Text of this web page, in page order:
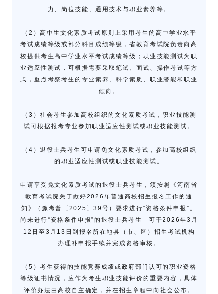
力、岗位技能、通用技术与职业素养等。
（2）高中生文化素质考试原则上采用考生的高中学业水平
考试成绩等级或部分科目成绩等级，省教育考试院负责向高
校提供考生高中学业水平考试成绩等级；职业技能测试为职
业适应性测试，可根据需要采取笔试、面试、操作考试等方
式，重点考察考生的专业素养、科学素质、职业潜能和职业
倾向。
（3）社会考生参加高校组织的文化素质考试，职业技能测
试可根据报考专业参加职业适应性测试或职业技能测试。
（4）退役士兵考生可申请免文化素质考试，参加高校组织
的职业适应性测试或职业技能测试。
申请享受免文化素质考试的退役士兵考生，须按照《河南省
教育考试院关于做好2026年普通高校招生报名工作的通
知》（豫考普〔2025〕39号）要求进行“资格条件申报”。
尚未进行“资格条件申报”的退役士兵考生，可于2026年3月
12日至3月13日到报名所在地县（市、区）招生考试机构
办理补申报手续并完成资格审核。
（5）考生获得的技能竞赛成绩或政府部门认可的职业资格
等级证书情况，应作为考生职业技能评价的重要内容，具体
评价办法由高校自主确定，并在招生章程中向社会公布。